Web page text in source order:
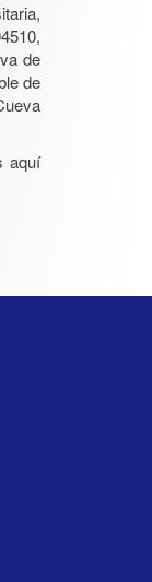
de
de
aquí